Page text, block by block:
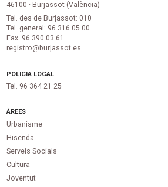
46100 · Burjassot (València)
Tel. des de Burjassot: 010
Tel. general: 96 316 05 00
Fax. 96 390 03 61
registro@burjassot.es
POLICIA LOCAL
Tel. 96 364 21 25
ÀREES
Urbanisme
Hisenda
Serveis Socials
Cultura
Joventut